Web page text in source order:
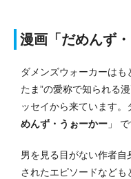
漫画「だめんず・
ダメンズウォーカーはも
たま”の愛称で知られる
ッセイから来ています
めんず・うぉーかー 」 で
男を見る目がない作者
されたエピソードなども